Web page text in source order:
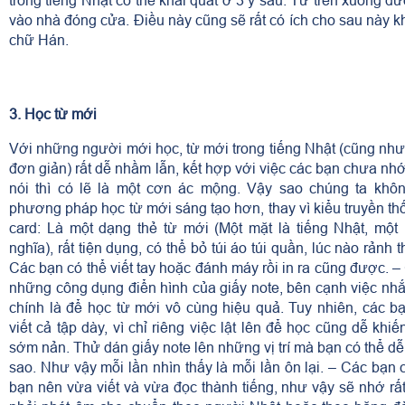
vào nhà đóng cửa. Điều này cũng sẽ rất có ích cho sau này
chữ Hán.
3. Học từ mới
Với những người mới học, từ mới trong tiếng Nhật (cũng
đơn giản) rất dễ nhầm lẫn, kết hợp với việc các bạn chưa
nói thì có lẽ là một cơn ác mộng. Vậy sao chúng ta
phương pháp học từ mới sáng tạo hơn, thay vì kiểu truyền
card: Là một dạng thẻ từ mới (Một mặt là tiếng Nhật, một
nghĩa), rất tiện dụng, có thể bỏ túi áo túi quần, lúc nào rảnh
Các bạn có thể viết tay hoặc đánh máy rồi in ra cũng được. –
những công dụng điển hình của giấy note, bên cạnh việc
chính là để học từ mới vô cùng hiệu quả. Tuy nhiên, các
viết cả tập dày, vì chỉ riêng việc lật lên để học cũng dễ
sớm nản. Thử dán giấy note lên những vị trí mà bạn có thể
sao. Như vậy mỗi lần nhìn thấy là mỗi lần ôn lại. – Các bạn
bạn nên vừa viết và vừa đọc thành tiếng, như vậy sẽ nhớ